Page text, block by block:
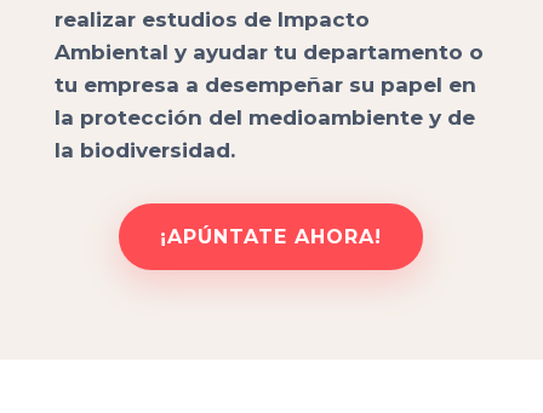
realizar estudios de Impacto
Ambiental y ayudar tu departamento o
tu empresa a desempeñar su papel en
la protección del medioambiente y de
la biodiversidad.
¡APÚNTATE AHORA!